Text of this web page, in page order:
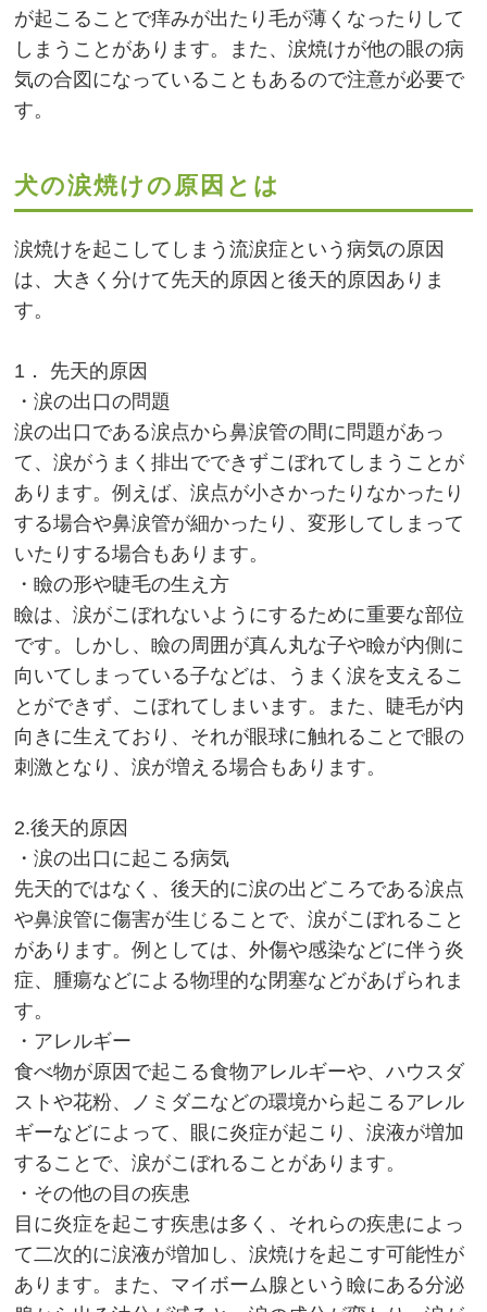
が起こることで痒みが出たり毛が薄くなったりして
しまうことがあります。また、涙焼けが他の眼の病
気の合図になっていることもあるので注意が必要で
す。
犬の涙焼けの原因とは
涙焼けを起こしてしまう流涙症という病気の原因
は、大きく分けて先天的原因と後天的原因ありま
す。
1． 先天的原因
・涙の出口の問題
涙の出口である涙点から鼻涙管の間に問題があっ
て、涙がうまく排出でできずこぼれてしまうことが
あります。例えば、涙点が小さかったりなかったり
する場合や鼻涙管が細かったり、変形してしまって
いたりする場合もあります。
・瞼の形や睫毛の生え方
瞼は、涙がこぼれないようにするために重要な部位
です。しかし、瞼の周囲が真ん丸な子や瞼が内側に
向いてしまっている子などは、うまく涙を支えるこ
とができず、こぼれてしまいます。また、睫毛が内
向きに生えており、それが眼球に触れることで眼の
刺激となり、涙が増える場合もあります。
2.後天的原因
・涙の出口に起こる病気
先天的ではなく、後天的に涙の出どころである涙点
や鼻涙管に傷害が生じることで、涙がこぼれること
があります。例としては、外傷や感染などに伴う炎
症、腫瘍などによる物理的な閉塞などがあげられま
す。
・アレルギー
食べ物が原因で起こる食物アレルギーや、ハウスダ
ストや花粉、ノミダニなどの環境から起こるアレル
ギーなどによって、眼に炎症が起こり、涙液が増加
することで、涙がこぼれることがあります。
・その他の目の疾患
目に炎症を起こす疾患は多く、それらの疾患によっ
て二次的に涙液が増加し、涙焼けを起こす可能性が
あります。また、マイボーム腺という瞼にある分泌